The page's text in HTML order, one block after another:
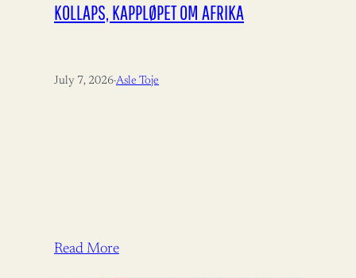
KOLLAPS, KAPPLØPET OM AFRIKA
July 7, 2026·Asle Toje
Read More